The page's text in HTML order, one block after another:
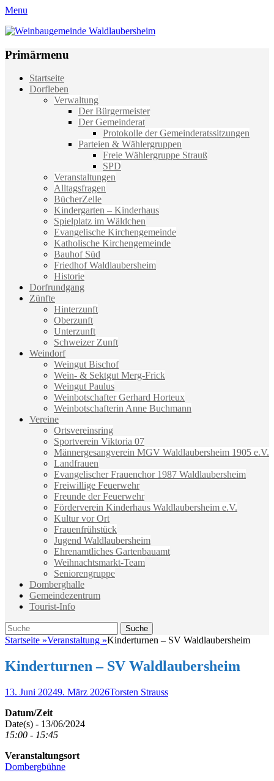
Menu
Weinbaugemeinde Waldlaubersheim
Primärmenu
Weiter
zum
Startseite
Dorfleben
Verwaltung
Der Bürgermeister
Der Gemeinderat
Protokolle der Gemeinderatssitzungen
Parteien & Wählergruppen
Freie Wählergruppe Strauß
SPD
Veranstaltungen
Alltagsfragen
BücherZelle
Kindergarten – Kinderhaus
Spielplatz im Wäldchen
Evangelische Kirchengemeinde
Katholische Kirchengemeinde
Bauhof Süd
Friedhof Waldlaubersheim
Historie
Dorfrundgang
Zünfte
Hinterzunft
Oberzunft
Unterzunft
Schweizer Zunft
Weindorf
Weingut Bischof
Wein- & Sektgut Merg-Frick
Weingut Paulus
Weinbotschafter Gerhard Horteux
Weinbotschafterin Anne Buchmann
Vereine
Ortsvereinsring
Sportverein Viktoria 07
Männergesangverein MGV Waldlaubersheim 1905 e.V.
Landfrauen
Evangelischer Frauenchor 1987 Waldlaubersheim
Freiwillige Feuerwehr
Freunde der Feuerwehr
Förderverein Kinderhaus Waldlaubersheim e.V.
Kultur vor Ort
Frauenfrühstück
Jugend Waldlaubersheim
Ehrenamtliches Gartenbauamt
Weihnachtsmarkt-Team
Seniorengruppe
Domberghalle
Gemeindezentrum
Tourist-Info
Suche
Suche
nach:
Startseite »Veranstaltung »Kinderturnen – SV Waldlaubersheim
Kinderturnen – SV Waldlaubersheim
Veröffentlicht
13. Juni 20249. März 2026Autor
Torsten Strauss
Datum/Zeit
Date(s) - 13/06/2024
15:00 - 15:45
Veranstaltungsort
Dombergbühne